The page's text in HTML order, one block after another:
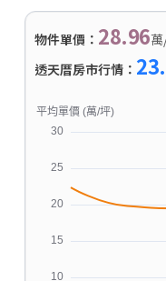
物件單價： 28.96
透天厝房市行情：